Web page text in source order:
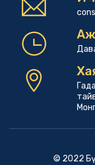
© 2022